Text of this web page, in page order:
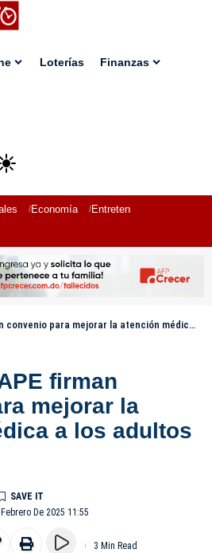
Loterías Finanzas
Economía Entretenimiento
para mejorar la atención médica a los adultos mayores
firman
mejorar la
a los adultos
De 2025 11:55
3 Min Read